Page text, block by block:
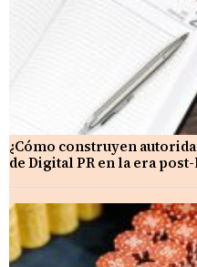
¿Cómo construyen
de Digital PR en la era